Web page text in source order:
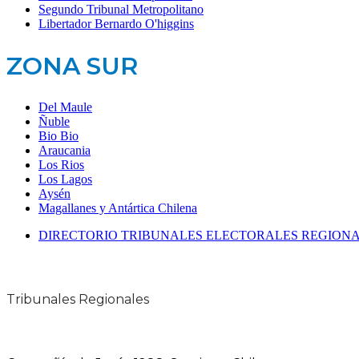
Segundo Tribunal Metropolitano
Libertador Bernardo O'higgins
ZONA SUR
Del Maule
Ñuble
Bio Bio
Araucania
Los Rios
Los Lagos
Aysén
Magallanes y Antártica Chilena
DIRECTORIO TRIBUNALES ELECTORALES
Tribunales Regionales